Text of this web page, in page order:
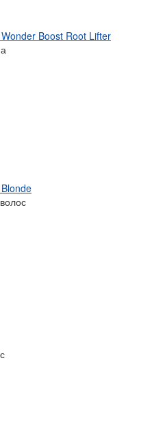
Boost Root Lifter